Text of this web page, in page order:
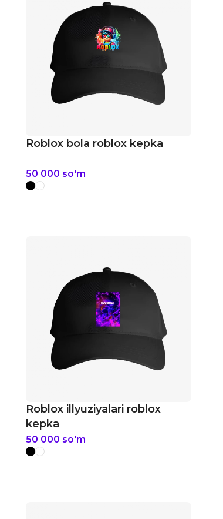
Roblox bola roblox kepka
50 000 so'm
Roblox illyuziyalari roblox
kepka
50 000 so'm